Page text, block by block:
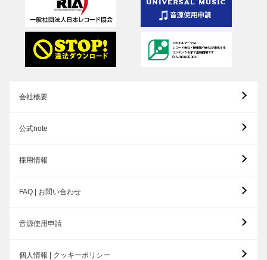
会社概要
公式note
採用情報
FAQ | お問い合わせ
音源使用申請
個人情報 | クッキーポリシー